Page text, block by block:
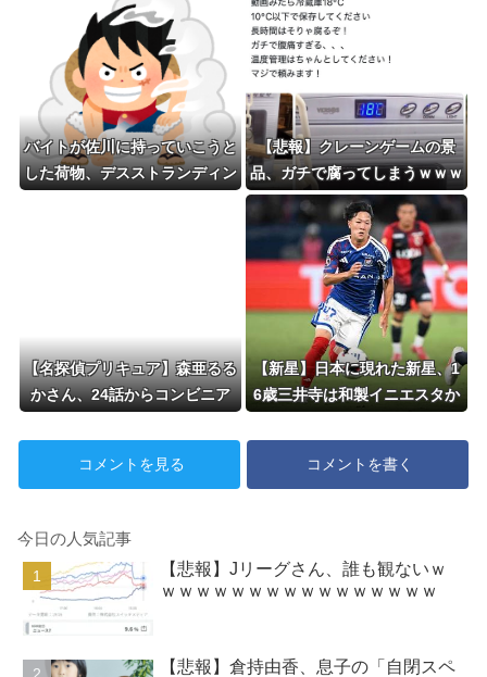
バイトが佐川に持っていこうと
した荷物、デスストランディン
【悲報】クレーンゲームの景
品、ガチで腐ってしまうｗｗｗ
ｗ
【名探偵プリキュア】森亜るる
かさん、24話からコンビニア
【新星】日本に現れた新星、1
6歳三井寺は和製イニエスタか
コメントを見る コメントを書く
今日の人気記事
【悲報】Jリーグさん、誰も観ないｗ
ｗｗｗｗｗｗｗｗｗｗｗｗｗｗｗｗ
【悲報】倉持由香、息子の「自閉スペ